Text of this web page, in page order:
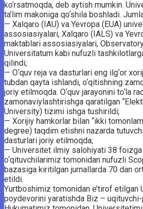
ko‘rsatmoqda, deb aytish mumkin.
ta’lim makoniga qo‘shila boshladi.
— Xalqaro (IAU) va Yevropa (EUA)
assosiasiyalari, Xalqaro (IALS) va
maktablari assosiasiyalari,
Universitatum kabi nufuzli
qilindi;
— O‘quv reja va dasturlari eng ilg‘or
tubdan qayta ishlandi, o‘qitishning
joriy etilmoqda. O‘quv jarayonini to‘la
zamonaviylashtirishga qaratilgan
University) tizimi ishga tushirildi;
— Xorijiy hamkorlar bilan “ikki
degree) taqdim etishni nazarda tutuvchi
dasturlari joriy etilmoqda;
— Universitet ilmiy salohiyati 38
o‘qituvchilarimiz tomonidan nufuzli
bazasiga kiritilgan jurnallarda 70 dan
etildi.
Yurtboshimiz tomonidan e’tirof etilgan
poydevorini yaratishda Biz –